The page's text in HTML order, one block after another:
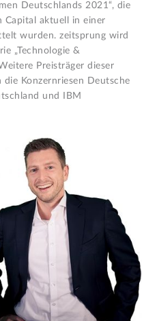
Deutschlands 2021“, die
Capital aktuell in einer
wurden. zeitsprung wird
„Technologie &
Preisträger dieser
Konzernriesen Deutsche
und IBM